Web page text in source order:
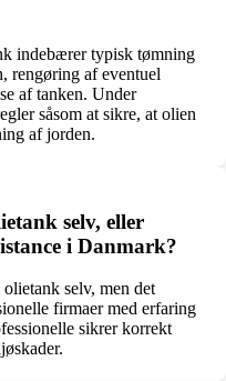
indebærer typisk tømning
rengøring af eventuel
af tanken. Under
såsom at sikre, at olien
af jorden.
selv, eller
i Danmark?
selv, men det
firmaer med erfaring
sikrer korrekt